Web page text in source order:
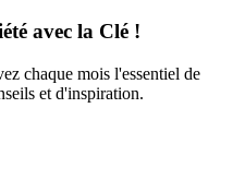
avec la Clé !
chaque mois l'essentiel de
et d'inspiration.